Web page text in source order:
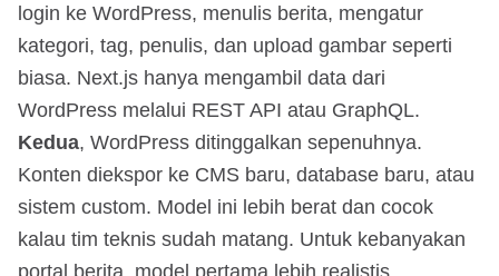
login ke WordPress, menulis berita, mengatur
kategori, tag, penulis, dan upload gambar seperti
biasa. Next.js hanya mengambil data dari
WordPress melalui REST API atau GraphQL.
Kedua, WordPress ditinggalkan sepenuhnya.
Konten diekspor ke CMS baru, database baru, atau
sistem custom. Model ini lebih berat dan cocok
kalau tim teknis sudah matang. Untuk kebanyakan
portal berita, model pertama lebih realistis.